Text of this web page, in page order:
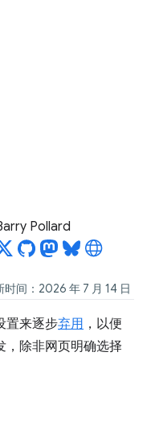
Pollard
间：2026 年 7 月 14 日
置来逐步弃用 ，以便
，除非网页明确选择